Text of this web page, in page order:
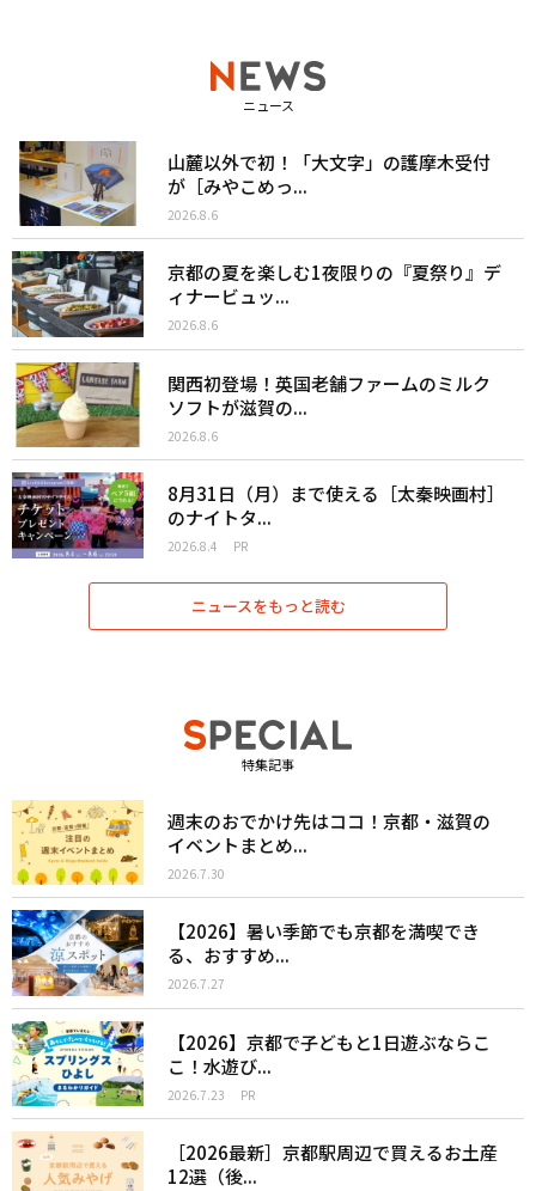
ニュース
山麓以外で初！「大文字」の護摩木受付
が［みやこめっ...
2026.8.6
京都の夏を楽しむ1夜限りの『夏祭り』デ
ィナービュッ...
2026.8.6
関西初登場！英国老舗ファームのミルク
ソフトが滋賀の...
2026.8.6
8月31日（月）まで使える［太秦映画村］
のナイトタ...
2026.8.4 PR
ニュースをもっと読む
特集記事
週末のおでかけ先はココ！京都・滋賀の
イベントまとめ...
2026.7.30
【2026】暑い季節でも京都を満喫でき
る、おすすめ...
2026.7.27
【2026】京都で子どもと1日遊ぶならこ
こ！水遊び...
2026.7.23 PR
［2026最新］京都駅周辺で買えるお土産
12選（後...